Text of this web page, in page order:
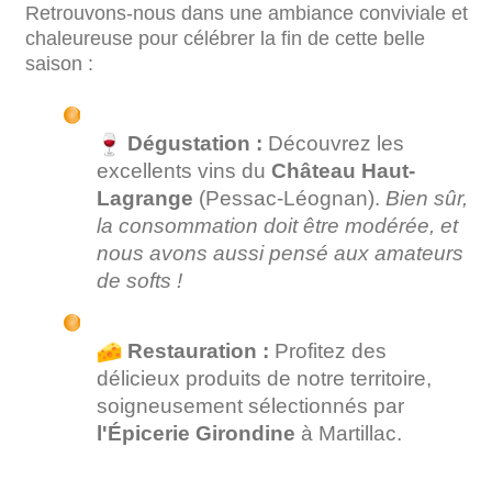
Retrouvons-nous dans une ambiance conviviale et
chaleureuse pour célébrer la fin de cette belle
saison :
Dégustation : Découvrez les
excellents vins du Château Haut-
Lagrange (Pessac-Léognan). Bien sûr,
la consommation doit être modérée, et
nous avons aussi pensé aux amateurs
de softs !
Restauration : Profitez des
délicieux produits de notre territoire,
soigneusement sélectionnés par
l'Épicerie Girondine à Martillac.